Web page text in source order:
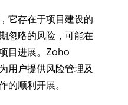
它存在于项目建设的
忽略的风险，可能在
目进展。Zoho
用户提供风险管理及
的顺利开展。